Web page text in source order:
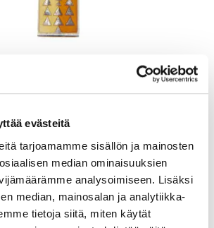
evästeitä
tarjoamamme sisällön ja mainosten
median ominaisuuksien
analysoimiseen. Lisäksi
median, mainosalan ja analytiikka-
tietoja siitä, miten käytät